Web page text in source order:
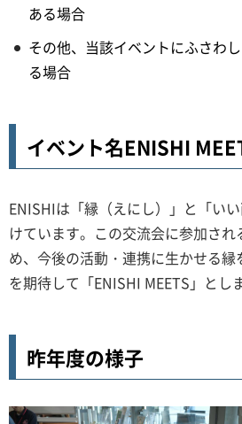
ある場合
その他、当該イベントにふさわ
る場合
イベント名ENISHI
ENISHIは「縁（えにし）」と「い
けています。この交流会に参加さ
め、今後の活動・連携に生かせる縁
を期待して「ENISHI MEETS」とし
昨年度の様子